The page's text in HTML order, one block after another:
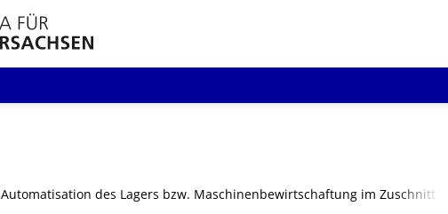
Automatisation des Lagers bzw. Maschinenbewirtschaftung im Zuschnitt